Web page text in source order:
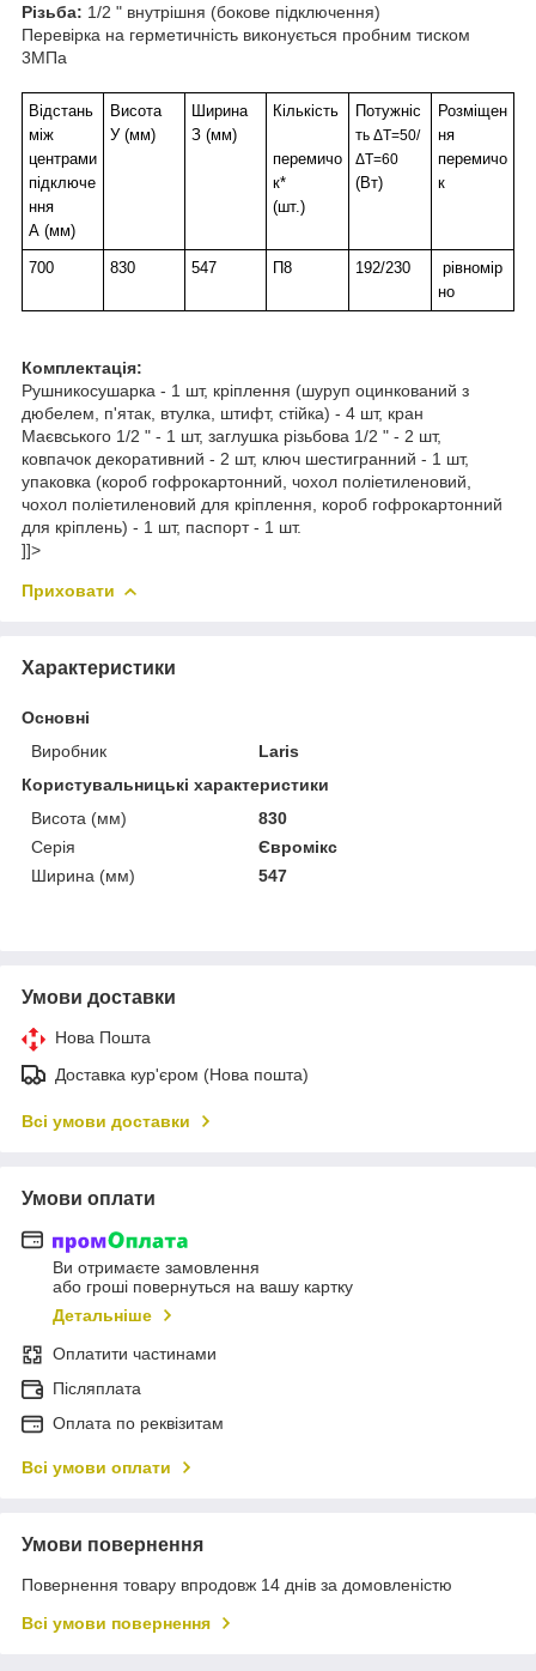
Різьба: 1/2 " внутрішня (бокове підключення)
Перевірка на герметичність виконується пробним тиском
3МПа
Відстань
між
центрами
підключе
ння
А (мм)
Висота
У (мм)
Ширина
З (мм)
Кількість
перемичо
к*
(шт.)
Потужніс
ть ΔT=50/
ΔT=60
(Вт)
Розміщен
ня
перемичо
к
700 830 547 П8 192/230
рівномір
но
Комплектація:
Рушникосушарка - 1 шт, кріплення (шуруп оцинкований з
дюбелем, п'ятак, втулка, штифт, стійка) - 4 шт, кран
Маєвського 1/2 " - 1 шт, заглушка різьбова 1/2 " - 2 шт,
ковпачок декоративний - 2 шт, ключ шестигранний - 1 шт,
упаковка (короб гофрокартонний, чохол поліетиленовий,
чохол поліетиленовий для кріплення, короб гофрокартонний
для кріплень) - 1 шт, паспорт - 1 шт.
]]>
Приховати
Характеристики
Основні
Виробник
Laris
Користувальницькі характеристики
Висота (мм)
830
Серія
Євромікс
Ширина (мм)
547
Умови доставки
Нова Пошта
Доставка кур'єром (Нова пошта)
Всі умови доставки
Умови оплати
Ви отримаєте замовлення
або гроші повернуться на вашу картку
Детальніше
Оплатити частинами
Післяплата
Оплата по реквізитам
Всі умови оплати
Умови повернення
Повернення товару впродовж 14 днів за домовленістю
Всі умови повернення